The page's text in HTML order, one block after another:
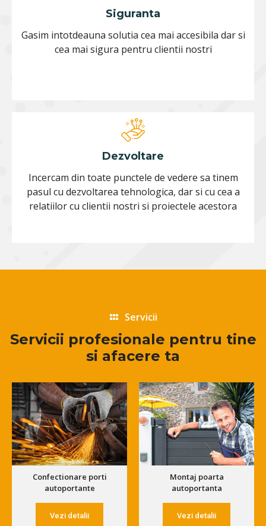
Siguranta
Gasim intotdeauna solutia cea mai accesibila dar si
cea mai sigura pentru clientii nostri
Dezvoltare
Incercam din toate punctele de vedere sa tinem
pasul cu dezvoltarea tehnologica, dar si cu cea a
relatiilor cu clientii nostri si proiectele acestora
Servicii
Servicii profesionale pentru tine
si afacere ta
Confectionare porti
autoportante
Vezi detalii
Montaj poarta
autoportanta
Vezi detalii